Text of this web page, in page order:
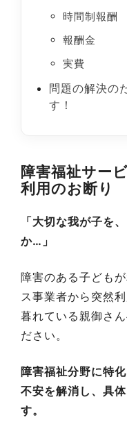
時間制報酬
報酬金
実費
問題の解決の
す！
障害福祉サー
利用のお断り
「大切な我が子を
か…」
障害のある子ども
ス事業者から突然
暮れている親御さ
ださい。
障害福祉分野に特
不安を解消し、具
す。